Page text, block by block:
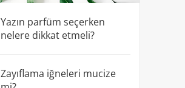
Yazın parfüm seçerken
nelere dikkat etmeli?
Zayıflama iğneleri mucize